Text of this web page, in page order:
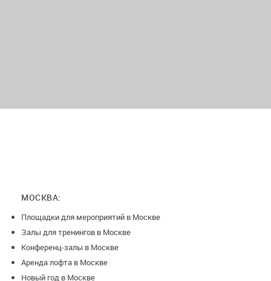
МОСКВА:
Площадки для мероприятий в Москве
Залы для тренингов в Москве
Конференц-залы в Москве
Аренда лофта в Москве
Новый год в Москве